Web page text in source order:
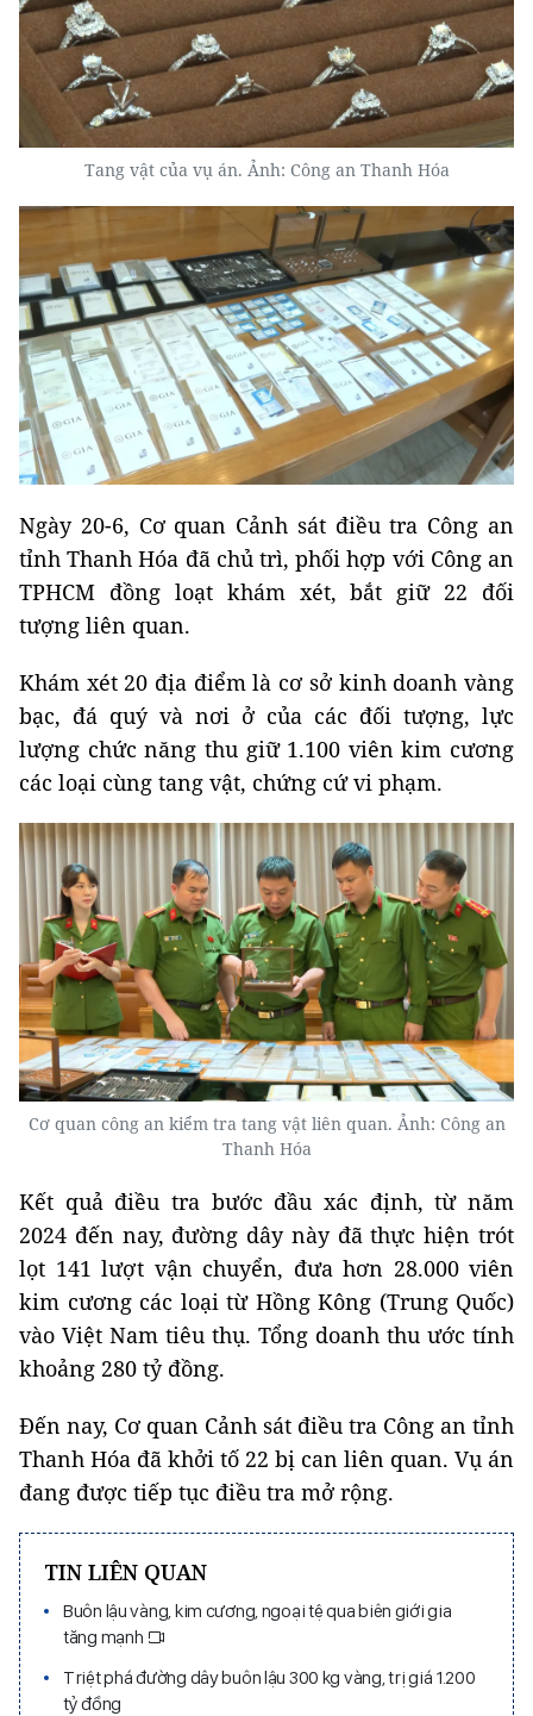
Tang vật của vụ án. Ảnh: Công an Thanh Hóa
Ngày 20-6, Cơ quan Cảnh sát điều tra Công an
tỉnh Thanh Hóa đã chủ trì, phối hợp với Công an
TPHCM đồng loạt khám xét, bắt giữ 22 đối
tượng liên quan.
Khám xét 20 địa điểm là cơ sở kinh doanh vàng
bạc, đá quý và nơi ở của các đối tượng, lực
lượng chức năng thu giữ 1.100 viên kim cương
các loại cùng tang vật, chứng cứ vi phạm.
Cơ quan công an kiểm tra tang vật liên quan. Ảnh: Công an
Thanh Hóa
Kết quả điều tra bước đầu xác định, từ năm
2024 đến nay, đường dây này đã thực hiện trót
lọt 141 lượt vận chuyển, đưa hơn 28.000 viên
kim cương các loại từ Hồng Kông (Trung Quốc)
vào Việt Nam tiêu thụ. Tổng doanh thu ước tính
khoảng 280 tỷ đồng.
Đến nay, Cơ quan Cảnh sát điều tra Công an tỉnh
Thanh Hóa đã khởi tố 22 bị can liên quan. Vụ án
đang được tiếp tục điều tra mở rộng.
TIN LIÊN QUAN
Buôn lậu vàng, kim cương, ngoại tệ qua biên giới gia
tăng mạnh
Triệt phá đường dây buôn lậu 300 kg vàng, trị giá 1.200
tỷ đồng